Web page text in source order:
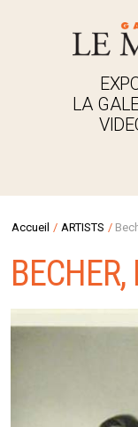
LA
Accueil / ARTISTS /